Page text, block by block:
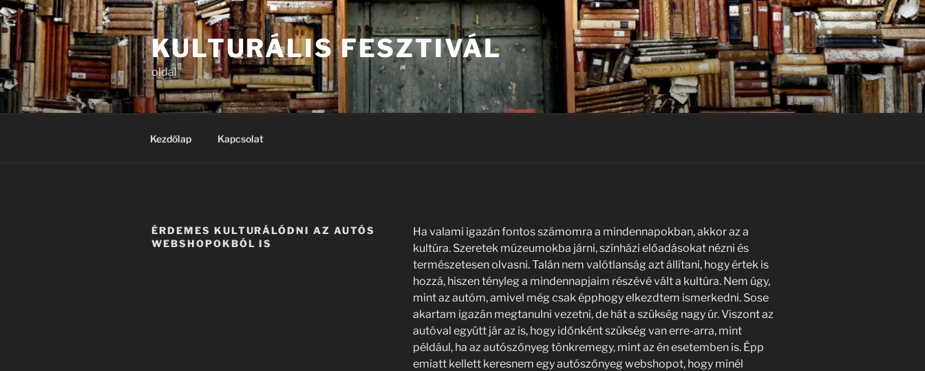
Tartalomhoz
KULTURÁLIS FESZTIVÁL
oldal
Kezdőlap Kapcsolat
ÉRDEMES KULTURÁLÓDNI AZ AUTÓS
WEBSHOPOKBÓL IS
Ha valami igazán fontos számomra a mindennapokban, akkor az a
kultúra. Szeretek múzeumokba járni, színházi előadásokat nézni és
természetesen olvasni. Talán nem valótlanság azt állítani, hogy értek is
hozzá, hiszen tényleg a mindennapjaim részévé vált a kultúra. Nem úgy,
mint az autóm, amivel még csak épphogy elkezdtem ismerkedni. Sose
akartam igazán megtanulni vezetni, de hát a szükség nagy úr. Viszont az
autóval együtt jár az is, hogy időnként szükség van erre-arra, mint
például, ha az autószőnyeg tönkremegy, mint az én esetemben is. Épp
emiatt kellett keresnem egy autószőnyeg webshopot, hogy minél